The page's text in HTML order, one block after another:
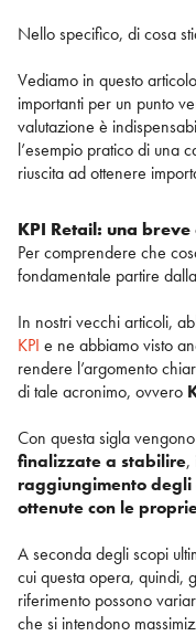
Nello specifico, di cosa
Vediamo in questo
importanti per un punto
valutazione è
l’esempio pratico di una
riuscita ad ottenere
KPI Retail: una
Per comprendere che
fondamentale partire
In nostri vecchi articoli,
KPI e ne abbiamo visto
rendere l’argomento
di tale acronimo, ovvero
Con questa sigla
finalizzate a stabilire,
raggiungimento
ottenute con le
A seconda degli scopi
cui questa opera, quindi,
riferimento possono
che si intendono